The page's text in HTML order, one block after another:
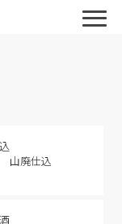
山廃仕込